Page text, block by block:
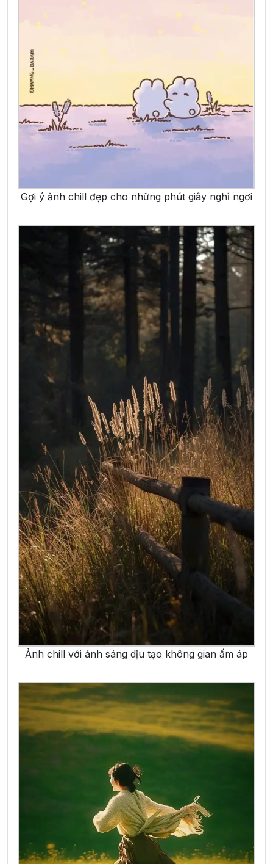
Gợi ý ảnh chill đẹp cho những phút giây nghỉ ngơi
Ảnh chill với ánh sáng dịu tạo không gian ấm áp